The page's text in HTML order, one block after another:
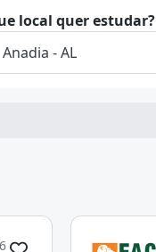
local quer estudar?